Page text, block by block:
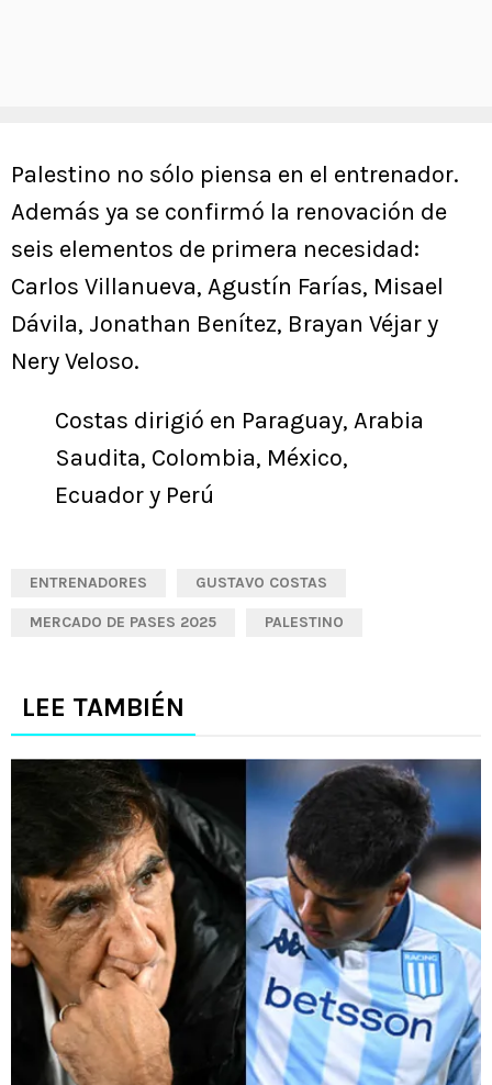
Palestino no sólo piensa en el entrenador.
Además ya se confirmó la renovación de
seis elementos de primera necesidad:
Carlos Villanueva, Agustín Farías, Misael
Dávila, Jonathan Benítez, Brayan Véjar y
Nery Veloso.
Costas dirigió en Paraguay, Arabia
Saudita, Colombia, México,
Ecuador y Perú
ENTRENADORES GUSTAVO COSTAS
MERCADO DE PASES 2025 PALESTINO
LEE TAMBIÉN